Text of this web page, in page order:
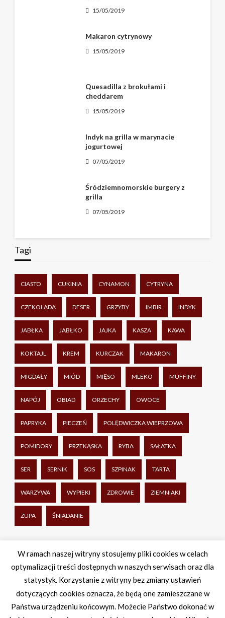
15/05/2019
Makaron cytrynowy
15/05/2019
Quesadilla z brokułami i
cheddarem
15/05/2019
Indyk na grilla w marynacie
jogurtowej
07/05/2019
Śródziemnomorskie burgery z
grilla
07/05/2019
Tagi
CIASTO CUKINIA CYNAMON CYTRYNA
CZEKOLADA DESER GRZYBY IMBIR INDYK
JABŁKA JABŁKO JAJKA KASZA KAWA
KOKTAJL KREM KURCZAK MAKARON
MIGDAŁY MIÓD MIĘSO MLEKO MUFFINY
NAPÓJ OBIAD ORZECHY OWOCE
PAPRYKA PIECZEŃ POLĘDWICZKA WIEPRZOWA
POMIDORY PRZEKĄSKA RYBA SAŁATKA
SER SERNIK SOS SZPINAK TARTA
WARZYWA WYPIEKI ZDROWIE ZIEMNIAKI
ZUPA ŚNIADANIE
Facebook
TwitterWhatsApp
Share
W ramach naszej witryny stosujemy pliki cookies w celach
optymalizacji treści dostępnych w naszych serwisach oraz dla
statystyk. Korzystanie z witryny bez zmiany ustawień
dotyczących cookies oznacza, że będą one zamieszczane w
Państwa urządzeniu końcowym. Możecie Państwo dokonać w